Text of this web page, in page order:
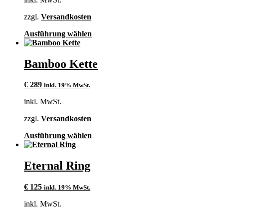
zzgl. Versandkosten
Ausführung wählen
Varianten
gewählt
Bamboo Kette
€ 289 inkl. 19% MwSt.
inkl. MwSt.
zzgl. Versandkosten
Ausführung wählen
Eternal Ring
€ 125 inkl. 19% MwSt.
inkl. MwSt.